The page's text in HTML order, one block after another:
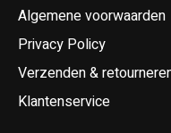
Algemene voorwaarden
Privacy Policy
Verzenden &
Klantenservice